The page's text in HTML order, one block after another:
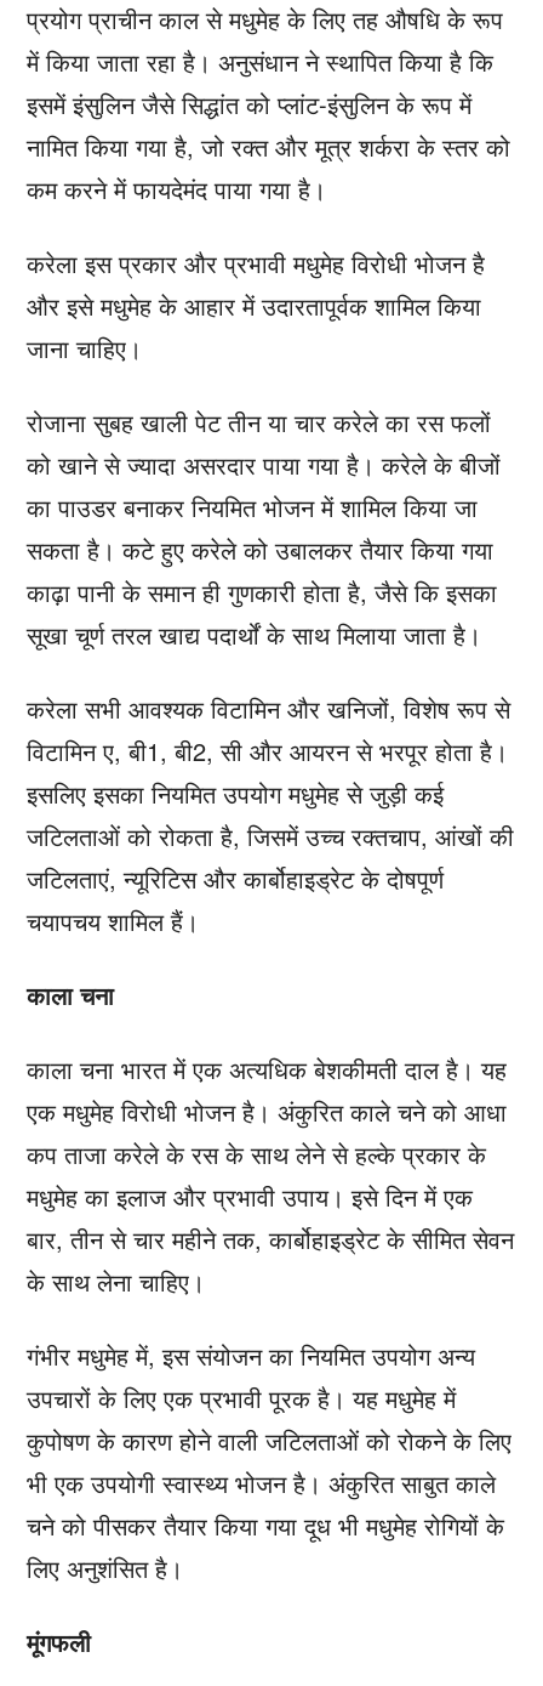
प्रयोग प्राचीन काल से मधुमेह के लिए तह औषधि के रूप
में किया जाता रहा है। अनुसंधान ने स्थापित किया है कि
इसमें इंसुलिन जैसे सिद्धांत को प्लांट-इंसुलिन के रूप में
नामित किया गया है, जो रक्त और मूत्र शर्करा के स्तर को
कम करने में फायदेमंद पाया गया है।
करेला इस प्रकार और प्रभावी मधुमेह विरोधी भोजन है
और इसे मधुमेह के आहार में उदारतापूर्वक शामिल किया
जाना चाहिए।
रोजाना सुबह खाली पेट तीन या चार करेले का रस फलों
को खाने से ज्यादा असरदार पाया गया है। करेले के बीजों
का पाउडर बनाकर नियमित भोजन में शामिल किया जा
सकता है। कटे हुए करेले को उबालकर तैयार किया गया
काढ़ा पानी के समान ही गुणकारी होता है, जैसे कि इसका
सूखा चूर्ण तरल खाद्य पदार्थों के साथ मिलाया जाता है।
करेला सभी आवश्यक विटामिन और खनिजों, विशेष रूप से
विटामिन ए, बी1, बी2, सी और आयरन से भरपूर होता है।
इसलिए इसका नियमित उपयोग मधुमेह से जुड़ी कई
जटिलताओं को रोकता है, जिसमें उच्च रक्तचाप, आंखों की
जटिलताएं, न्यूरिटिस और कार्बोहाइड्रेट के दोषपूर्ण
चयापचय शामिल हैं।
काला चना
काला चना भारत में एक अत्यधिक बेशकीमती दाल है। यह
एक मधुमेह विरोधी भोजन है। अंकुरित काले चने को आधा
कप ताजा करेले के रस के साथ लेने से हल्के प्रकार के
मधुमेह का इलाज और प्रभावी उपाय। इसे दिन में एक
बार, तीन से चार महीने तक, कार्बोहाइड्रेट के सीमित सेवन
के साथ लेना चाहिए।
गंभीर मधुमेह में, इस संयोजन का नियमित उपयोग अन्य
उपचारों के लिए एक प्रभावी पूरक है। यह मधुमेह में
कुपोषण के कारण होने वाली जटिलताओं को रोकने के लिए
भी एक उपयोगी स्वास्थ्य भोजन है। अंकुरित साबुत काले
चने को पीसकर तैयार किया गया दूध भी मधुमेह रोगियों के
लिए अनुशंसित है।
मूंगफली